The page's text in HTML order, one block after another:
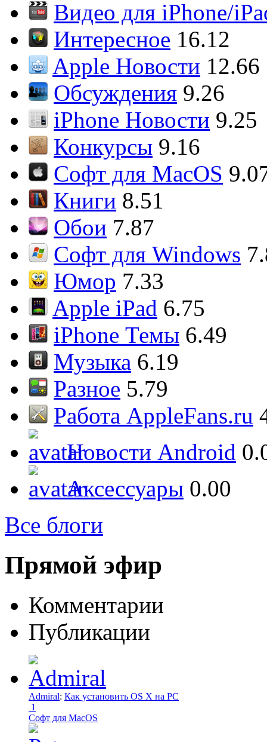
Видео для iPhone/
Интересное 16.12
Apple Новости 12.66
Обсуждения 9.26
iPhone Новости 9.25
Конкурсы 9.16
Софт для MacOS
Книги 8.51
Обои 7.87
Софт для Windows
Юмор 7.33
Apple iPad 6.75
iPhone Темы 6.49
Музыка 6.19
Разное 5.79
Работа AppleFans.ru
Новости Android
Аксессуары 0.00
Все блоги
Прямой эфир
Комментарии
Публикации
Admiral: Как установить OS X на PC
1
Софт для MacOS